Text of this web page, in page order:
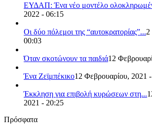
ΕΥΔΑΠ: Ένα νέο μοντέλο
2022 - 06:15
Οι δύο πόλεμοι της “αυτοκρατορίας”...2
00:03
Όταν σκοτώνουν τα παιδιά12
Ένα Ζεϊμπέκικο12 Φεβρουαρίου, 2021
Έκκληση για επιβολή κυρώσεων στη...
2021 - 20:25
Πρόσφατα